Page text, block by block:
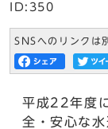
ID:350
SNSへのリンクは
平成22年度
全・安心な